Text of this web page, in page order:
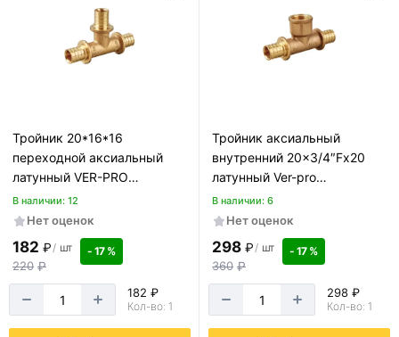
Тройник 20*16*16
переходной аксиальный
латунный VER-PRO
VRP201616T
В наличии: 12
Нет оценок
182 ₽/ шт
220 ₽
- 17 %
182 ₽
Кол-во: 1
Тройник аксиальный
внутренний 20×3/4″Fx20
латунный Ver-pro
VRP20420TF
В наличии: 6
Нет оценок
298 ₽/ шт
360 ₽
- 17 %
298 ₽
Кол-во: 1